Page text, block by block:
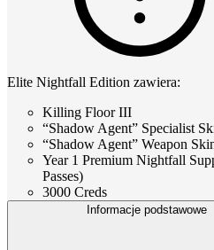
Elite Nightfall Edition zawiera:
Killing Floor III
“Shadow Agent” Specialist
“Shadow Agent” Weapon
Year 1 Premium Nightfall
Passes)
3000 Creds
Informacje podstawowe